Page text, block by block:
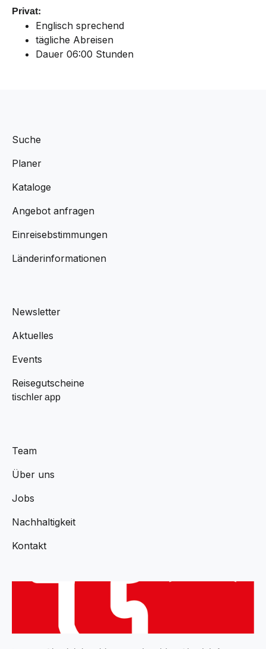
Privat:
Englisch sprechend
tägliche Abreisen
Dauer 06:00 Stunden
Suche
Planer
Kataloge
Angebot anfragen
Einreisebstimmungen
Länderinformationen
Newsletter
Aktuelles
Events
Reisegutscheine
tischler app
Team
Über uns
Jobs
Nachhaltigkeit
Kontakt